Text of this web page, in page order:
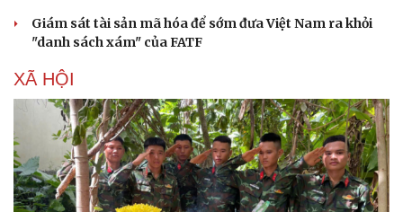
Giám sát tài sản mã hóa để sớm đưa Việt Nam ra khỏi
"danh sách xám" của FATF
XÃ HỘI